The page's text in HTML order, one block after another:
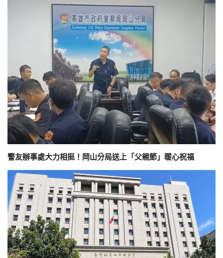
警友辦事處大力相挺！岡山分局送上「父親節」暖心祝福